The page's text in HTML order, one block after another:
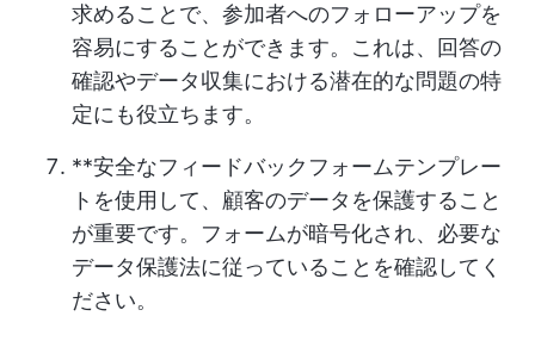
求めることで、参加者へのフォローアップを
容易にすることができます。これは、回答の
確認やデータ収集における潜在的な問題の特
定にも役立ちます。
**安全なフィードバックフォームテンプレー
トを使用して、顧客のデータを保護すること
が重要です。フォームが暗号化され、必要な
データ保護法に従っていることを確認してく
ださい。